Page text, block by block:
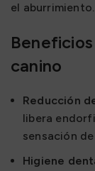
el aburrimiento.
canino
Reducción
libera
sensación
Higiene